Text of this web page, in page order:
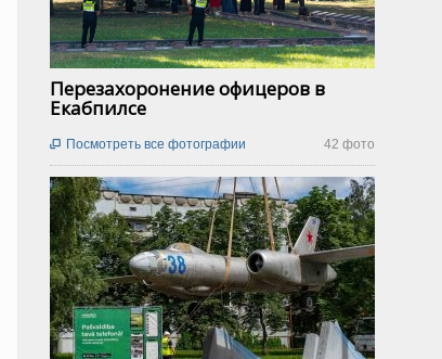
Перезахоронение офицеров в
Екабпилсе
42 фото
 Посмотреть все фотографии